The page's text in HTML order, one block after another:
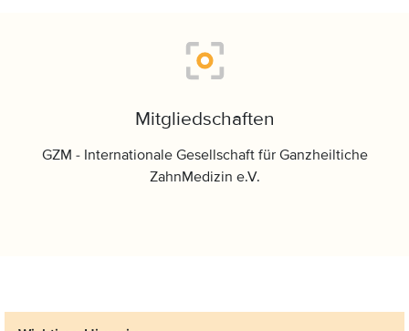
Mitgliedschaften
GZM - Internationale Gesellschaft für Ganzheiltiche
ZahnMedizin e.V.